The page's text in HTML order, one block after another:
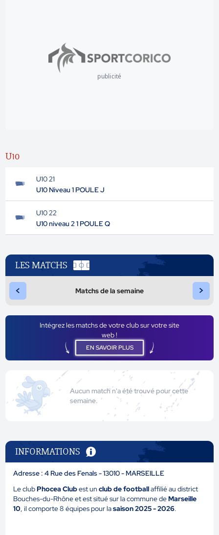
publicité
U10
U10 21
U10 Niveau 1 POULE J
U10 22
U10 niveau 2 1 POULE Q
LES MATCHS
< Matchs de la semaine >
Intégrez les matchs de votre club sur votre site
web !
EN SAVOIR PLUS
Aucun match n'a été trouvé pour cette
semaine.
INFORMATIONS
Adresse : 4 Rue des Fenals - 13010 - MARSEILLE
Le clubPhocea Clubest unclub de footballaffilié au district
Bouches-du-Rhône et est situé sur la commune deMarseille
10, il comporte 8 équipes pour lasaison 2025 - 2026.